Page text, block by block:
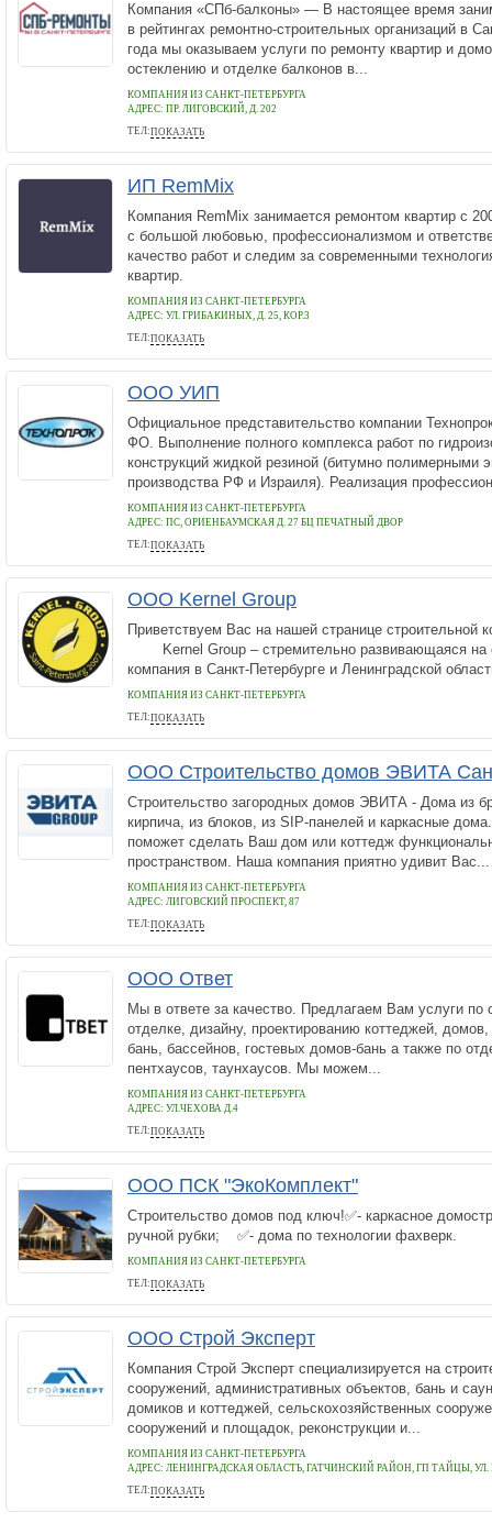
Компания «СПб-балконы» — В настоящее время
в рейтингах ремонтно-строительных организаций в
года мы оказываем услуги по ремонту квартир и
остеклению и отделке балконов в...
КОМПАНИЯ ИЗ САНКТ-ПЕТЕРБУРГА
АДРЕС: ПР. ЛИГОВСКИЙ, Д. 202
ТЕЛ:ПОКАЗАТЬ
+7 964 336-25-73
ИП RemMix
Компания RemMix занимается ремонтом квартир с
с большой любовью, профессионализмом и
качество работ и следим за современными
квартир.
КОМПАНИЯ ИЗ САНКТ-ПЕТЕРБУРГА
АДРЕС: УЛ. ГРИБАКИНЫХ, Д. 25, КОР.3
ТЕЛ:ПОКАЗАТЬ
+7 (812) 954-08-96
ООО УИП
Официальное представительство компании
ФО. Выполнение полного комплекса работ по
конструкций жидкой резиной (битумно полимерными
производства РФ и Израиля). Реализация
КОМПАНИЯ ИЗ САНКТ-ПЕТЕРБУРГА
АДРЕС: ПС, ОРИЕНБАУМСКАЯ Д. 27 БЦ ПЕЧАТНЫЙ ДВОР
ТЕЛ:ПОКАЗАТЬ
89219004545
ООО Kernel Group
Приветствуем Вас на нашей странице строительной
Kernel Group – стремительно развивающаяся на
компания в Санкт-Петербурге и Ленинградской
КОМПАНИЯ ИЗ САНКТ-ПЕТЕРБУРГА
ТЕЛ:ПОКАЗАТЬ
+78125019977
ООО Строительство домов ЭВИТА
Строительство загородных домов ЭВИТА - Дома из
кирпича, из блоков, из SIP-панелей и каркасные
поможет сделать Ваш дом или коттедж
пространством. Наша компания приятно удивит Вас...
КОМПАНИЯ ИЗ САНКТ-ПЕТЕРБУРГА
АДРЕС: ЛИГОВСКИЙ ПРОСПЕКТ, 87
ТЕЛ:ПОКАЗАТЬ
+7 812 920 43 70
ООО Ответ
Мы в ответе за качество. Предлагаем Вам услуги по
отделке, дизайну, проектированию коттеджей,
бань, бассейнов, гостевых домов-бань а также по
пентхаусов, таунхаусов. Мы можем...
КОМПАНИЯ ИЗ САНКТ-ПЕТЕРБУРГА
АДРЕС: УЛ.ЧЕХОВА Д.4
ТЕЛ:ПОКАЗАТЬ
+79219302866
ООО ПСК "ЭкоКомплект"
Строительство домов под ключ!✅- каркасное
ручной рубки; ✅- дома по технологии
КОМПАНИЯ ИЗ САНКТ-ПЕТЕРБУРГА
ТЕЛ:ПОКАЗАТЬ
+79213152140
ООО Строй Эксперт
Компания Строй Эксперт специализируется на
сооружений, административных объектов, бань и
домиков и коттеджей, сельскохозяйственных
сооружений и площадок, реконструкции и...
КОМПАНИЯ ИЗ САНКТ-ПЕТЕРБУРГА
АДРЕС: ЛЕНИНГРАДСКАЯ ОБЛАСТЬ, ГАТЧИНСКИЙ РАЙОН, ГП ТАЙЦЫ,
ТЕЛ:ПОКАЗАТЬ
+7 (921) 889-85-65